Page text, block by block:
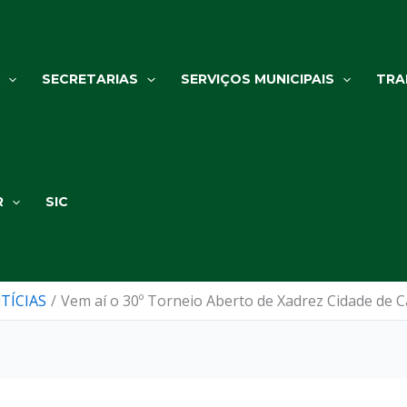
SECRETARIAS SERVIÇOS MUNICIPAIS
SIC
Vem aí o 30º Torneio Aberto de Xadrez Cidade de